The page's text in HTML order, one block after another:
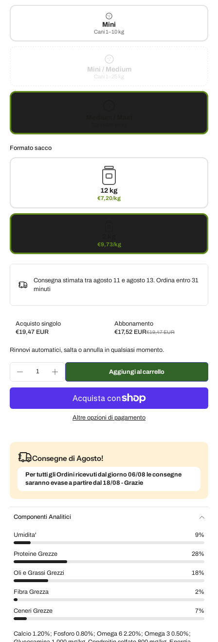
Mini
Cani 1–10 kg
Mini / Medium
Cani 1–25 kg
Formato sacco
12 kg
€7,20/kg
€9,73/kg
Consegna stimata tra agosto 11 e agosto 13. Ordina entro 31
minuti
Acquisto singolo
€19,47 EUR
Abbonamento
€17,52 EUR€19,47 EUR
Subscribe and save
Consegna ogni 3 settimane, 7% di sconto
Consegna ogni mese, 5% di sconto
€18,50 EUR
Rinnovi automatici, salta o annulla in qualsiasi momento.
Aggiungi al carrello
Altre opzioni di pagamento
Consegne di Agosto!
Per tutti gli Ordini ricevuti dal giorno 06/08 le consegne
saranno evase a partire dal 18/08 - Grazie
Componenti Analitici
Umidita' 9%
Proteine Grezze 28%
Oli e Grassi Grezzi 18%
Fibra Grezza 2%
Ceneri Grezze 7%
Calcio 1.20%; Fosforo 0.80%; Omega 6 2.20%; Omega 3 0.50%;